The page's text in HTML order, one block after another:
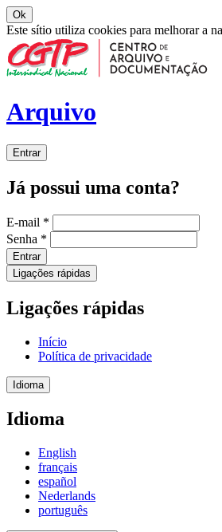
Ok
Este sítio utiliza cookies para melhorar a
Arquivo
Entrar
Já possui uma conta?
E-mail *
Senha *
Entrar
Ligações rápidas
Ligações rápidas
Início
Política de privacidade
Idioma
Idioma
English
français
español
Nederlands
português